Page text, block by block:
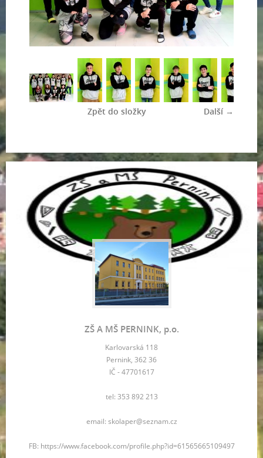
Další →
Zpět do složky
ZŠ A MŠ PERNINK, p.o.
Karlovarská 118
Pernink, 362 36
IČ - 47701617
tel: 353 892 213
email: skolaper@seznam.cz
FB: https://www.facebook.com/profile.php?id=61565665109497